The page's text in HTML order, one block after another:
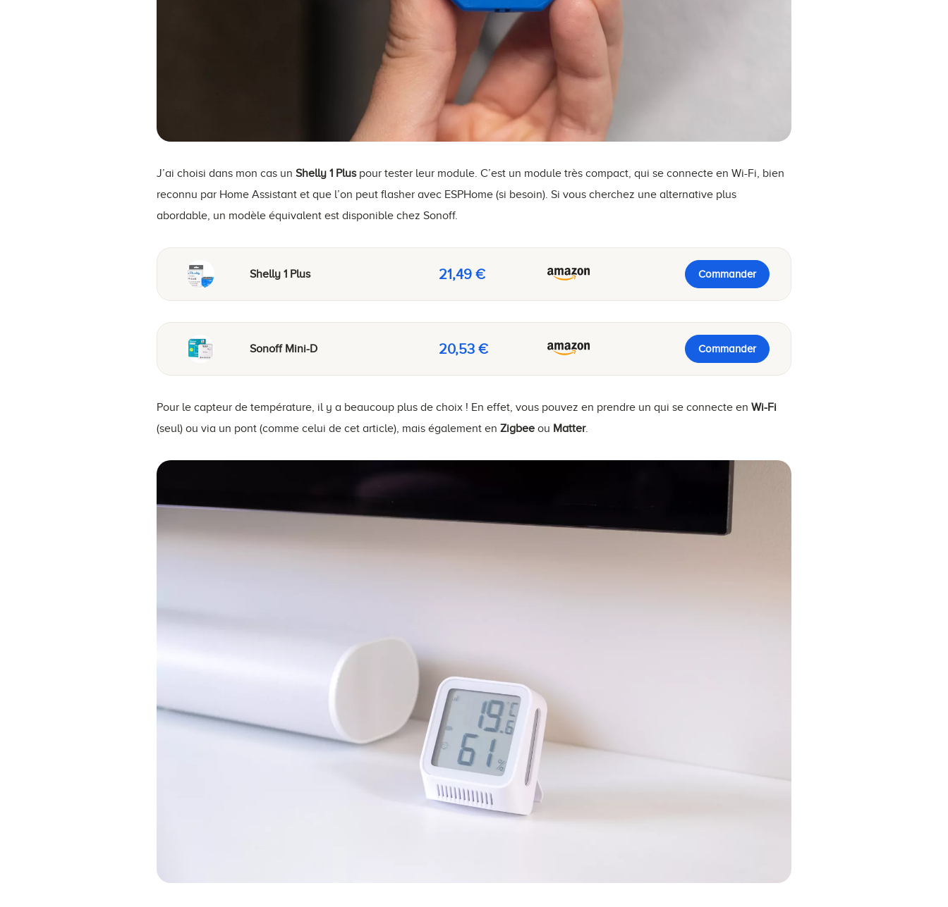
J’ai choisi dans mon cas un Shelly 1 Pluspour tester leur module. C’est un module très compact, qui se connecte en Wi-Fi, bien
reconnu par Home Assistant et que l’on peut flasher avec ESPHome (si besoin). Si vous cherchez une alternative plus
abordable, un modèle équivalent est disponible chez Sonoff.
Shelly 1 Plus 21,49 € Commander
Sonoff Mini-D 20,53 € Commander
Pour le capteur de température, il y a beaucoup plus de choix ! En effet, vous pouvez en prendre un qui se connecte en Wi-Fi
(seul) ou via un pont (comme celui de cet article), mais également en Zigbee ou Matter.